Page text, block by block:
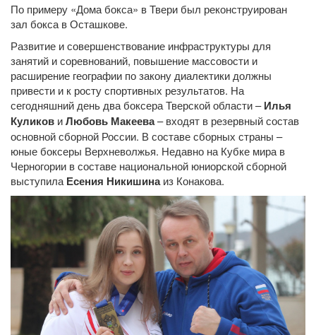
По примеру «Дома бокса» в Твери был реконструирован
зал бокса в Осташкове.
Развитие и совершенствование инфраструктуры для
занятий и соревнований, повышение массовости и
расширение географии по закону диалектики должны
привести и к росту спортивных результатов. На
сегодняшний день два боксера Тверской области –Илья
Куликов иЛюбовь Макеева– входят в резервный состав
основной сборной России. В составе сборных страны –
юные боксеры Верхневолжья. Недавно на Кубке мира в
Черногории в составе национальной юниорской сборной
выступила Есения Никишинаиз Конакова.